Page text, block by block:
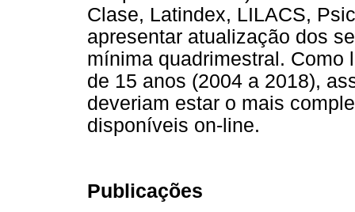
Clase, Latindex, LILACS,
apresentar atualização dos
mínima quadrimestral. Como
de 15 anos (2004 a 2018),
deveriam estar o mais
disponíveis on-line.
Publicações